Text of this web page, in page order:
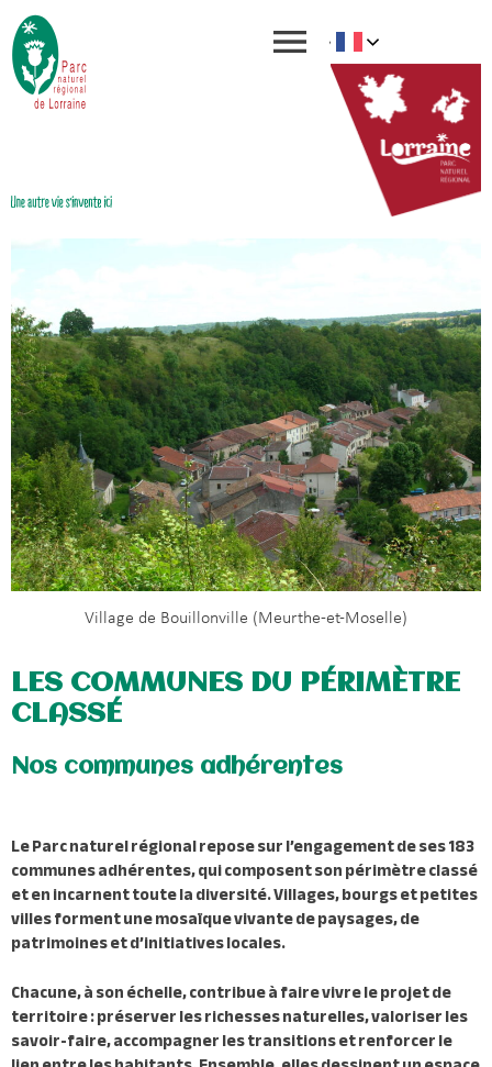
Village de Bouillonville (Meurthe-et-Moselle)
LES COMMUNES DU PÉRIMÈTRE
CLASSÉ
Nos communes adhérentes
Le Parc naturel régional repose sur l’engagement de ses 183
communes adhérentes, qui composent son périmètre classé
et en incarnent toute la diversité. Villages, bourgs et petites
villes forment une mosaïque vivante de paysages, de
patrimoines et d’initiatives locales.
Chacune, à son échelle, contribue à faire vivre le projet de
territoire : préserver les richesses naturelles, valoriser les
savoir-faire, accompagner les transitions et renforcer le